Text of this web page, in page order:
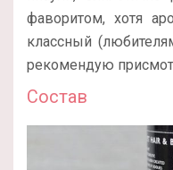
фаворитом, хотя
классный
рекомендую
Состав